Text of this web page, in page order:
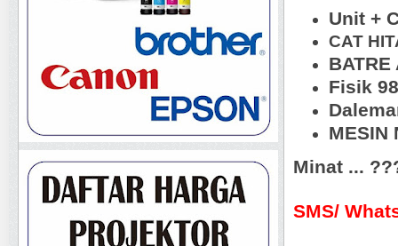
Unit +
CAT
BATRE
Fisik
MESIN
Minat ...
SMS/